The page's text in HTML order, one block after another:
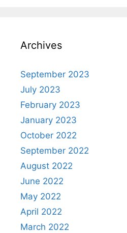
Archives
September 2023
July 2023
February 2023
January 2023
October 2022
September 2022
August 2022
June 2022
May 2022
April 2022
March 2022